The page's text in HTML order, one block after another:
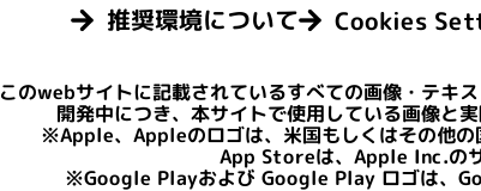
推奨環境について Cookies
このwebサイトに記載されているすべての画像・テキ
開発中につき、本サイトで使用している画像と
※Apple、Appleのロゴは、米国もしくはその他
App Storeは、Apple Inc.のサ
※Google Playおよび Google Play ロゴは、